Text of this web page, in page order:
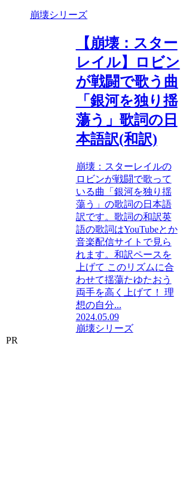
崩壊シリーズ
【崩壊：スター
レイル】ロビン
が戦闘で歌う曲
「銀河を独り揺
蕩う」歌詞の日
本語訳(和訳)
崩壊：スターレイルの
ロビンが戦闘で歌って
いる曲「銀河を独り揺
蕩う」の歌詞の日本語
訳です。歌詞の和訳英
語の歌詞はYouTubeとか
音楽配信サイトで見ら
れます。和訳ペースを
上げて このリズムに合
わせて揺蕩たゆたおう
両手を高く上げて！ 理
想の自分...
2024.05.09
崩壊シリーズ
PR